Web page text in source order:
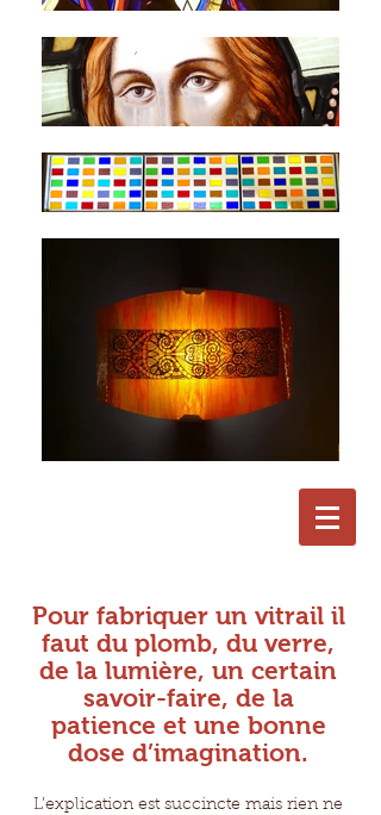
Pour fabriquer un vitrail il
faut du plomb, du verre,
de la lumière, un certain
savoir-faire, de la
patience et une bonne
dose d’imagination.
L’explication est succincte mais rien ne